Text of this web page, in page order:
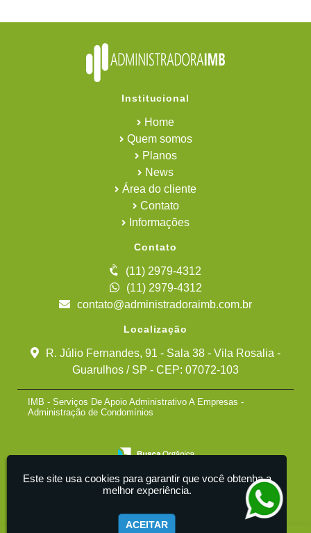
Institucional
Home
Quem somos
Planos
News
Área do cliente
Contato
Informações
Contato
(11) 2979-4312
(11) 2979-4312
contato@administradoraimb.com.br
Localização
R. Júlio Fernandes, 91 - Sala 38 - Vila Rosalia -
Guarulhos / SP - CEP: 07072-103
IMB - Serviços De Apoio Administrativo A Empresas -
Administração de Condomínios
Este site usa cookies para garantir que você obtenha a
melhor experiência.
ACEITAR